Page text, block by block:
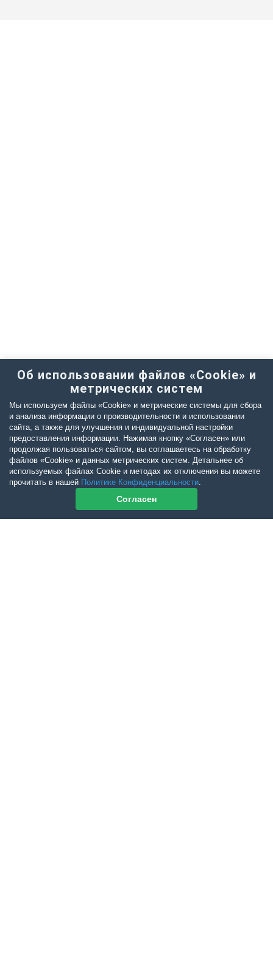
Об использовании файлов «Cookie» и
метрических систем
Мы используем файлы «Cookie» и метрические системы для сбора
и анализа информации о производительности и использовании
сайта, а также для улучшения и индивидуальной настройки
предоставления информации. Нажимая кнопку «Согласен» или
продолжая пользоваться сайтом, вы соглашаетесь на обработку
файлов «Cookie» и данных метрических систем. Детальнее об
используемых файлах Cookie и методах их отключения вы можете
прочитать в нашей Политике Конфиденциальности.
Согласен